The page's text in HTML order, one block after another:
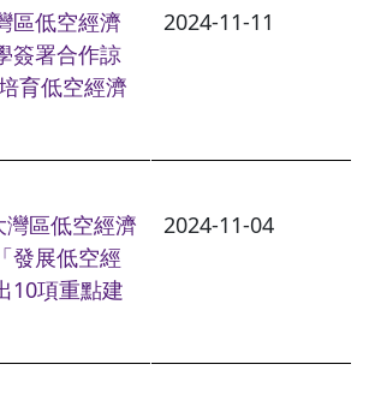
區低空經濟
簽署合作諒
育低空經濟
2024-11-11
區低空經濟
發展低空經
10項重點建
2024-11-04